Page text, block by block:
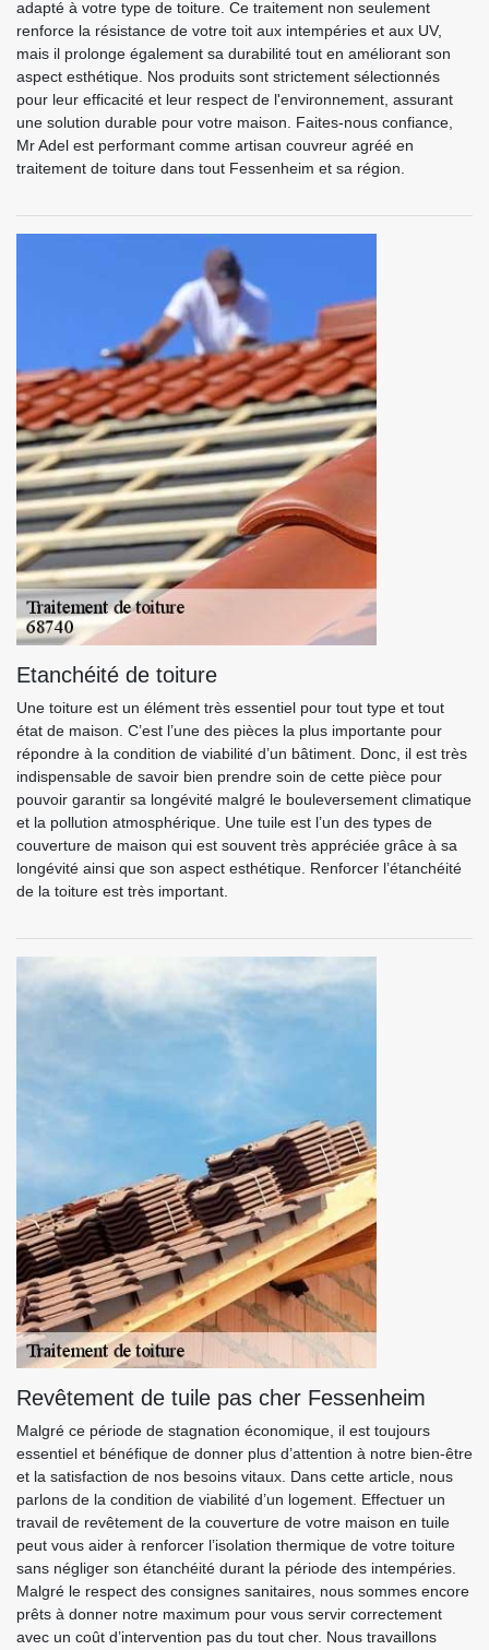
adapté à votre type de toiture. Ce traitement non seulement
renforce la résistance de votre toit aux intempéries et aux UV,
mais il prolonge également sa durabilité tout en améliorant son
aspect esthétique. Nos produits sont strictement sélectionnés
pour leur efficacité et leur respect de l'environnement, assurant
une solution durable pour votre maison. Faites-nous confiance,
Mr Adel est performant comme artisan couvreur agréé en
traitement de toiture dans tout Fessenheim et sa région.
Etanchéité de toiture
Une toiture est un élément très essentiel pour tout type et tout
état de maison. C’est l’une des pièces la plus importante pour
répondre à la condition de viabilité d’un bâtiment. Donc, il est très
indispensable de savoir bien prendre soin de cette pièce pour
pouvoir garantir sa longévité malgré le bouleversement climatique
et la pollution atmosphérique. Une tuile est l’un des types de
couverture de maison qui est souvent très appréciée grâce à sa
longévité ainsi que son aspect esthétique. Renforcer l’étanchéité
de la toiture est très important.
Revêtement de tuile pas cher Fessenheim
Malgré ce période de stagnation économique, il est toujours
essentiel et bénéfique de donner plus d’attention à notre bien-être
et la satisfaction de nos besoins vitaux. Dans cette article, nous
parlons de la condition de viabilité d’un logement. Effectuer un
travail de revêtement de la couverture de votre maison en tuile
peut vous aider à renforcer l’isolation thermique de votre toiture
sans négliger son étanchéité durant la période des intempéries.
Malgré le respect des consignes sanitaires, nous sommes encore
prêts à donner notre maximum pour vous servir correctement
avec un coût d’intervention pas du tout cher. Nous travaillons